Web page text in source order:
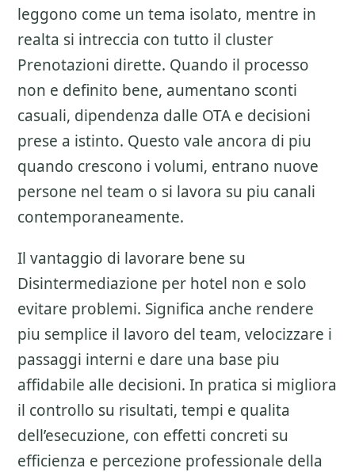
leggono come un tema isolato, mentre in
realta si intreccia con tutto il cluster
Prenotazioni dirette. Quando il processo
non e definito bene, aumentano sconti
casuali, dipendenza dalle OTA e decisioni
prese a istinto. Questo vale ancora di piu
quando crescono i volumi, entrano nuove
persone nel team o si lavora su piu canali
contemporaneamente.
Il vantaggio di lavorare bene su
Disintermediazione per hotel non e solo
evitare problemi. Significa anche rendere
piu semplice il lavoro del team, velocizzare i
passaggi interni e dare una base piu
affidabile alle decisioni. In pratica si migliora
il controllo su risultati, tempi e qualita
dell’esecuzione, con effetti concreti su
efficienza e percezione professionale della